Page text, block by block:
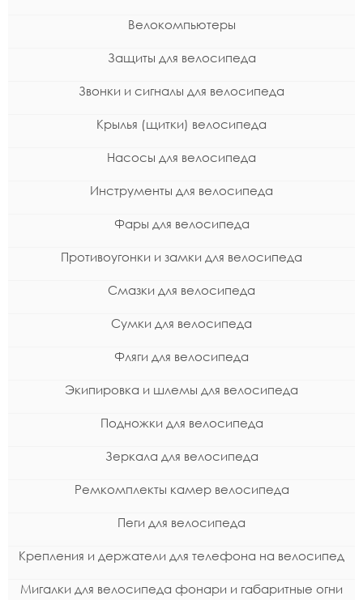
Велокомпьютеры
Защиты для велосипеда
Звонки и сигналы для велосипеда
Крылья (щитки) велосипеда
Насосы для велосипеда
Инструменты для велосипеда
Фары для велосипеда
Противоугонки и замки для велосипеда
Смазки для велосипеда
Сумки для велосипеда
Фляги для велосипеда
Экипировка и шлемы для велосипеда
Подножки для велосипеда
Зеркала для велосипеда
Ремкомплекты камер велосипеда
Пеги для велосипеда
Крепления и держатели для телефона на велосипед
Мигалки для велосипеда фонари и габаритные огни